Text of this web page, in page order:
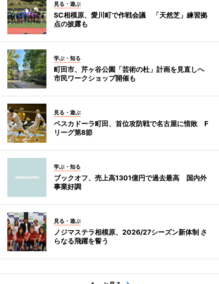
見る・遊ぶ
SC相模原、愛川町で作戦会議 「天然芝」練習拠
点の披露も
学ぶ・知る
町田市、芹ヶ谷公園「芸術の杜」計画を見直しへ
市民ワークショップ開催も
見る・遊ぶ
ペスカドーラ町田、首位攻防戦で名古屋に惜敗 F
リーグ第8節
学ぶ・知る
ブックオフ、売上高1301億円で過去最高 国内外
事業好調
見る・遊ぶ
ノジマステラ相模原、2026/27シーズン新体制 さ
らなる飛躍を誓う